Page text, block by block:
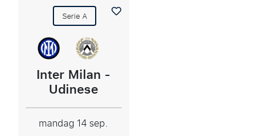
Serie A
Inter Milan -
Udinese
mandag 14 sep.